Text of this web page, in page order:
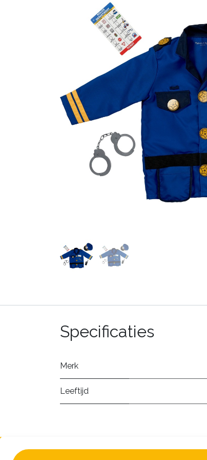
Specificaties
Merk
Leeftijd